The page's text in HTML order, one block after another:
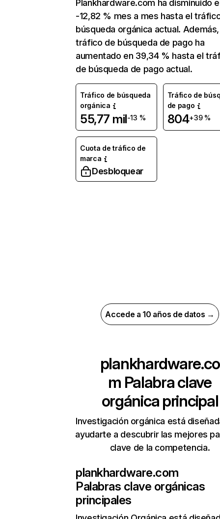
Plankhardware.com ha disminuido
-12,82 % mes a mes hasta el
búsqueda orgánica actual.
tráfico de búsqueda de pago ha
aumentado en 39,34 % hasta el
de búsqueda de pago actual.
Tráfico de búsqueda
orgánica
55,77 mil-13 %
Tráfico de
de pago
804+39 %
Cuota de tráfico de
marca
Desbloquear
Accede a 10 años de datos →
plankhardware.co
m Palabra clave
orgánica principal
Investigación orgánica está
ayudarte a descubrir las mejores
clave de la competencia.
plankhardware.com
Palabras clave orgánicas
principales